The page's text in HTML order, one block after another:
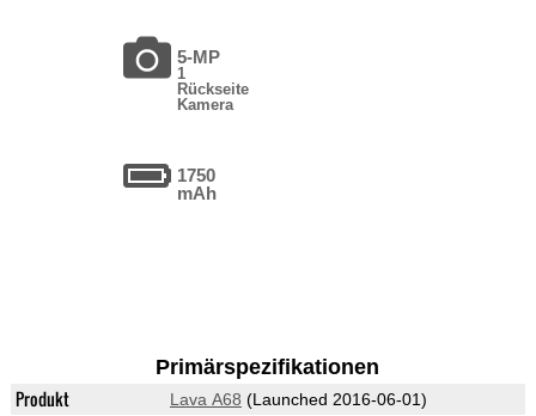
5-MP
1
Rückseite
Kamera
1750
mAh
Primärspezifikationen
Produkt Lava A68 (Launched 2016-06-01)